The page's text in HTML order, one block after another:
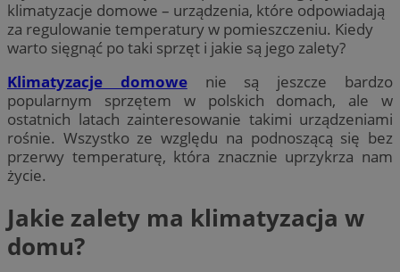
klimatyzacje domowe – urządzenia, które odpowiadają
za regulowanie temperatury w pomieszczeniu. Kiedy
warto sięgnąć po taki sprzęt i jakie są jego zalety?
Klimatyzacje domowenie są jeszcze bardzo
popularnym sprzętem w polskich domach, ale w
ostatnich latach zainteresowanie takimi urządzeniami
rośnie. Wszystko ze względu na podnoszącą się bez
przerwy temperaturę, która znacznie uprzykrza nam
życie.
Jakie zalety ma klimatyzacja w
domu?